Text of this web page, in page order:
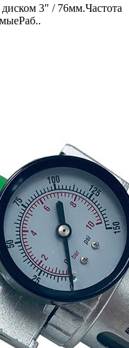
3" / 76мм.Частота